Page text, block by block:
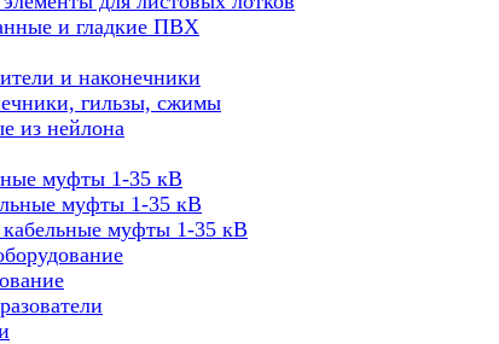
и гладкие ПВХ
и наконечники
гильзы, сжимы
из нейлона
муфты 1-35 кВ
муфты 1-35 кВ
муфты 1-35 кВ